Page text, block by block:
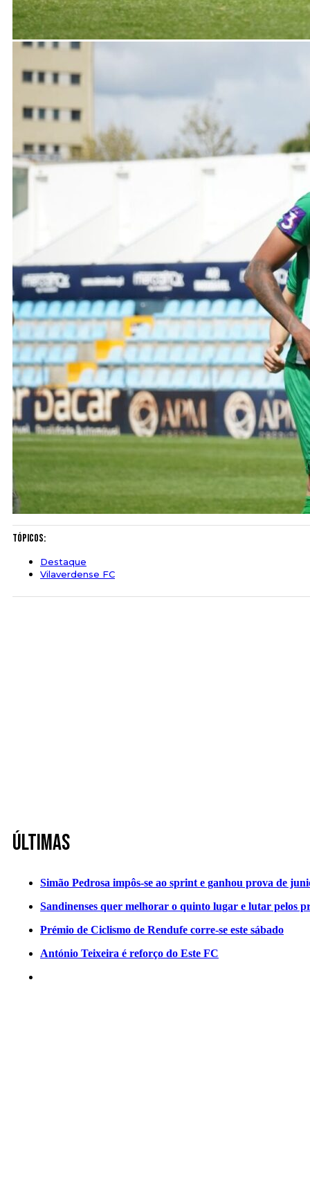
Tópicos:
Destaque
Vilaverdense FC
Últimas
Simão Pedrosa impôs-se ao sprint e ganhou prova de
Sandinenses quer melhorar o quinto lugar e lutar pelos
Prémio de Ciclismo de Rendufe corre-se este sábado
António Teixeira é reforço do Este FC